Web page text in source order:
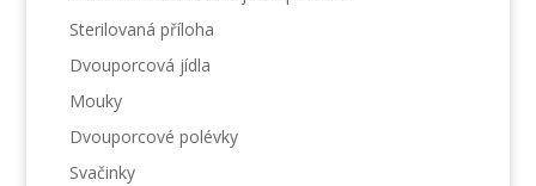
Sterilovaná příloha
Dvouporcová jídla
Mouky
Dvouporcové polévky
Svačinky